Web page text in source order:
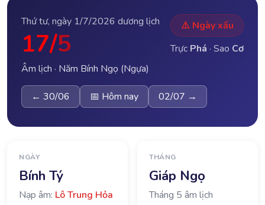
Thứ tư, ngày 1/7/2026 dương lịch
17/5
Âm lịch · Năm Bính Ngọ (Ngựa)
⚠️ Ngày xấu
Trực Phá · Sao Cơ
← 30/06 📅 Hôm nay 02/07 →
NGÀY
Bính Tý
Nạp âm: Lô Trung Hỏa
THÁNG
Giáp Ngọ
Tháng 5 âm lịch